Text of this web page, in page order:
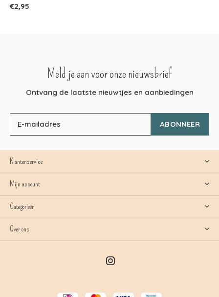
€2,95
Meld je aan voor onze nieuwsbrief
Ontvang de laatste nieuwtjes en aanbiedingen
ABONNEER
Klantenservice
Mijn account
Categorieën
Over ons